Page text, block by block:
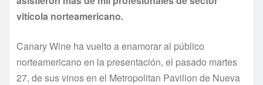
vitícola norteamericano.
Canary Wine ha vuelto a enamorar al público
norteamericano en la presentación, el pasado martes
27, de sus vinos en el Metropolitan Pavilion de Nueva